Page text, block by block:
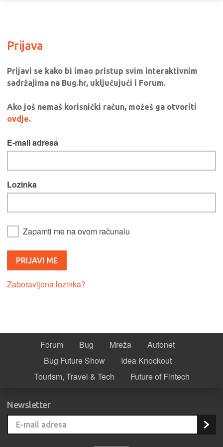
Prijava
Prijavi se kako bi imao pristup svim interaktivnim
sadržajima na Bug.hr, uključujući i Forum.
Ako još nemaš korisnički račun, možeš ga otvoriti
ovdje.
E-mail adresa
Lozinka
Zapamti me na ovom računalu
Zaboravljena lozinka?
Forum Bug Mreža
Autonet
Bug Future Show
Idea Knockout
Tourism, Travel & Tech
Future of Fintech
Newsletter